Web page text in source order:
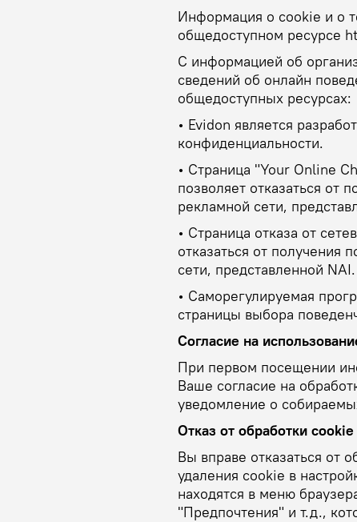
Информация о cookie и о
общедоступном ресурсе
С информацией об
сведений об онлайн
общедоступных ресурсах:
• Evidon является
конфиденциальности.
• Страница "Your Online
позволяет отказаться от
рекламной сети,
• Страница отказа от
отказаться от получения
сети, представленной NAI.
• Саморегулируемая
страницы выбора
Согласие на
При первом посещении
Ваше согласие на
уведомление о
Отказ от обработки cookie
Вы вправе отказаться от
удаления cookie в
находятся в меню
"Предпочтения" и т.д.,